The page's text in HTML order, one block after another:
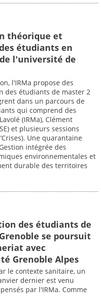
théorique et
étudiants en
l'université de
l'IRMa propose des
des étudiants de master 2
dans un parcours de
qui comprend des
(IRMa), Clément
et plusieurs sessions
Une quarantaine
intégrée des
environnementales et
durable des territoires
des étudiants de
se poursuit
avec
Grenoble Alpes
le contexte sanitaire, un
dernier est venu
par l'IRMa. Comme